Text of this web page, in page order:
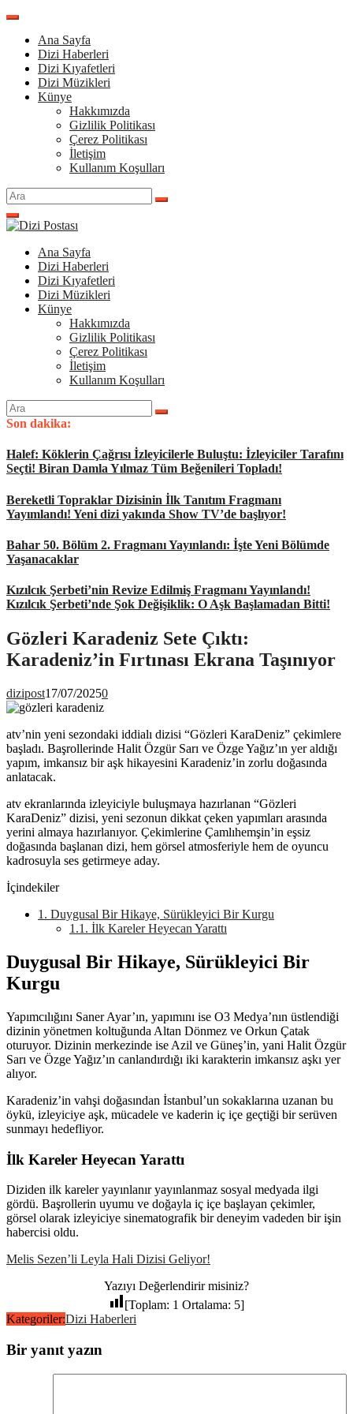
İçeriğe
Ana Sayfa
Dizi Haberleri
Dizi Kıyafetleri
Dizi Müzikleri
Künye
Hakkımızda
Gizlilik Politikası
Çerez Politikası
İletişim
Kullanım Koşulları
Arama
yap:
Ana Sayfa
Dizi Haberleri
Dizi Kıyafetleri
Dizi Müzikleri
Künye
Hakkımızda
Gizlilik Politikası
Çerez Politikası
İletişim
Kullanım Koşulları
Arama
yap:
Son dakika:
Halef: Köklerin Çağrısı İzleyicilerle Buluştu: İzleyiciler Tarafını
Seçti! Biran Damla Yılmaz Tüm Beğenileri Topladı!
Bereketli Topraklar Dizisinin İlk Tanıtım Fragmanı
Yayımlandı! Yeni dizi yakında Show TV’de başlıyor!
Bahar 50. Bölüm 2. Fragmanı Yayınlandı: İşte Yeni Bölümde
Yaşanacaklar
Kızılcık Şerbeti’nin Revize Edilmiş Fragmanı Yayınlandı!
Kızılcık Şerbeti’nde Şok Değişiklik: O Aşk Başlamadan Bitti!
Gözleri Karadeniz Sete Çıktı:
Karadeniz’in Fırtınası Ekrana Taşınıyor
dizipost17/07/20250
atv’nin yeni sezondaki iddialı dizisi “Gözleri KaraDeniz” çekimlere
başladı. Başrollerinde Halit Özgür Sarı ve Özge Yağız’ın yer aldığı
yapım, imkansız bir aşk hikayesini Karadeniz’in zorlu doğasında
anlatacak.
atv ekranlarında izleyiciyle buluşmaya hazırlanan “Gözleri
KaraDeniz” dizisi, yeni sezonun dikkat çeken yapımları arasında
yerini almaya hazırlanıyor. Çekimlerine Çamlıhemşin’in eşsiz
doğasında başlanan dizi, hem görsel atmosferiyle hem de oyuncu
kadrosuyla ses getirmeye aday.
İçindekiler
1. Duygusal Bir Hikaye, Sürükleyici Bir Kurgu
1.1. İlk Kareler Heyecan Yarattı
Duygusal Bir Hikaye, Sürükleyici Bir
Kurgu
Yapımcılığını Saner Ayar’ın, yapımını ise O3 Medya’nın üstlendiği
dizinin yönetmen koltuğunda Altan Dönmez ve Orkun Çatak
oturuyor. Dizinin merkezinde ise Azil ve Güneş’in, yani Halit Özgür
Sarı ve Özge Yağız’ın canlandırdığı iki karakterin imkansız aşkı yer
alıyor.
Karadeniz’in vahşi doğasından İstanbul’un sokaklarına uzanan bu
öykü, izleyiciye aşk, mücadele ve kaderin iç içe geçtiği bir serüven
sunmayı hedefliyor.
İlk Kareler Heyecan Yarattı
Diziden ilk kareler yayınlanır yayınlanmaz sosyal medyada ilgi
gördü. Başrollerin uyumu ve doğayla iç içe başlayan çekimler,
görsel olarak izleyiciye sinematografik bir deneyim vadeden bir işin
habercisi oldu.
Melis Sezen’li Leyla Hali Dizisi Geliyor!
Yazıyı Değerlendirir misiniz?
[Toplam: 1 Ortalama: 5]
Kategoriler:Dizi Haberleri
Bir yanıt yazın